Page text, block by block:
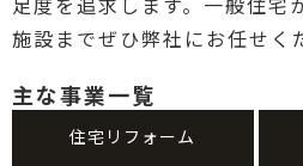
施設までぜひ弊社にお任せく
主な事業一覧
住宅リフォーム